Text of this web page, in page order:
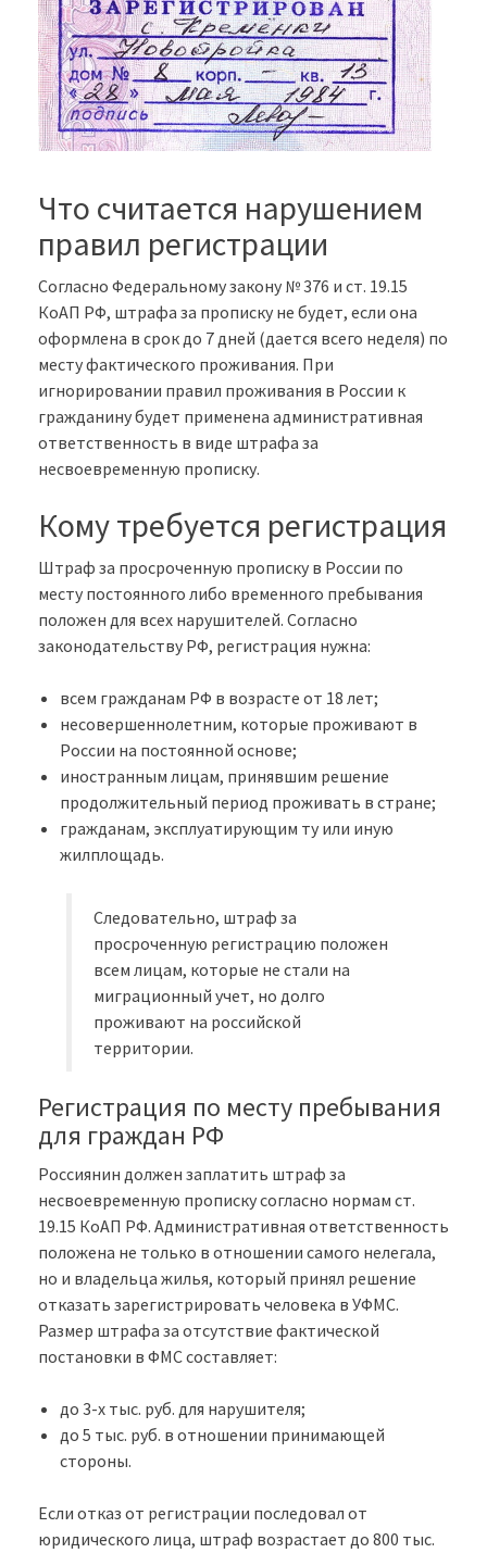
Что считается нарушением
правил регистрации
Согласно Федеральному закону № 376 и ст. 19.15
КоАП РФ, штрафа за прописку не будет, если она
оформлена в срок до 7 дней (дается всего неделя) по
месту фактического проживания. При
игнорировании правил проживания в России к
гражданину будет применена административная
ответственность в виде штрафа за
несвоевременную прописку.
Кому требуется регистрация
Штраф за просроченную прописку в России по
месту постоянного либо временного пребывания
положен для всех нарушителей. Согласно
законодательству РФ, регистрация нужна:
всем гражданам РФ в возрасте от 18 лет;
несовершеннолетним, которые проживают в
России на постоянной основе;
иностранным лицам, принявшим решение
продолжительный период проживать в стране;
гражданам, эксплуатирующим ту или иную
жилплощадь.
Следовательно, штраф за
просроченную регистрацию положен
всем лицам, которые не стали на
миграционный учет, но долго
проживают на российской
территории.
Регистрация по месту пребывания
для граждан РФ
Россиянин должен заплатить штраф за
несвоевременную прописку согласно нормам ст.
19.15 КоАП РФ. Административная ответственность
положена не только в отношении самого нелегала,
но и владельца жилья, который принял решение
отказать зарегистрировать человека в УФМС.
Размер штрафа за отсутствие фактической
постановки в ФМС составляет:
до 3-х тыс. руб. для нарушителя;
до 5 тыс. руб. в отношении принимающей
стороны.
Если отказ от регистрации последовал от
юридического лица, штраф возрастает до 800 тыс.